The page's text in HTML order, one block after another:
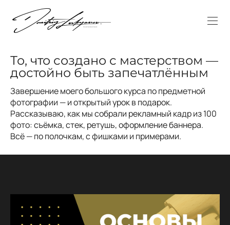
То, что создано с мастерством —
достойно быть запечатлённым
Завершение моего большого курса по предметной
фотографии — и открытый урок в подарок.
Рассказываю, как мы собрали рекламный кадр из 100
фото: съёмка, стек, ретушь, оформление баннера.
Всё — по полочкам, с фишками и примерами.